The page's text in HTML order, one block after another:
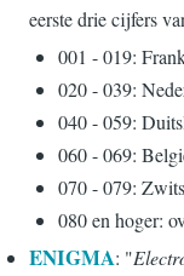
eerste drie cijfers
001 - 019:
020 - 039:
040 - 059:
060 - 069:
070 - 079:
080 en hoger:
ENIGMA: "